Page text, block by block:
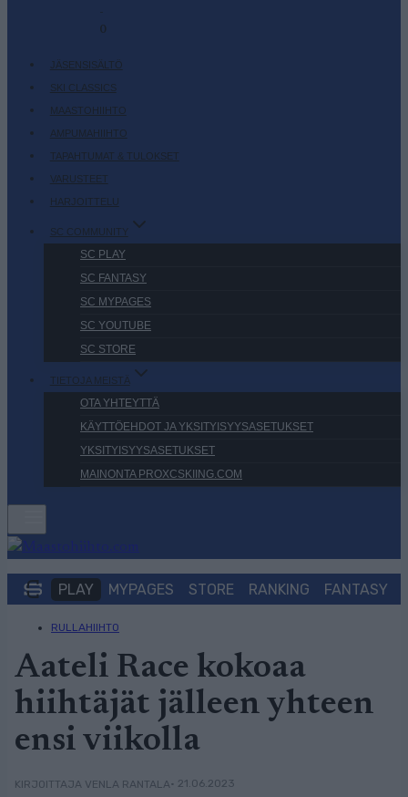
-
0
JÄSENSISÄLTÖ
SKI CLASSICS
MAASTOHIIHTO
AMPUMAHIIHTO
TAPAHTUMAT & TULOKSET
VARUSTEET
HARJOITTELU
SC COMMUNITY
SC PLAY
SC FANTASY
SC MYPAGES
SC YOUTUBE
SC STORE
TIETOJA MEISTÄ
OTA YHTEYTTÄ
KÄYTTÖEHDOT JA YKSITYISYYSASETUKSET
YKSITYISYYSASETUKSET
MAINONTA PROXCSKIING.COM
PLAY MYPAGES STORE RANKING FANTASY
RULLAHIIHTO
Aateli Race kokoaa
hiihtäjät jälleen yhteen
ensi viikolla
KIRJOITTAJA VENLA RANTALA• 21.06.2023